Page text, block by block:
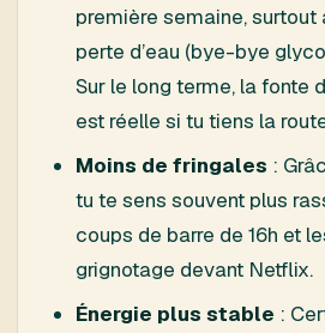
première semaine, surtout
perte d’eau (bye-bye
Sur le long terme, la fonte
est réelle si tu tiens la
Moins de fringales :
tu te sens souvent plus
coups de barre de 16h et
grignotage devant Netflix.
Énergie plus stable :